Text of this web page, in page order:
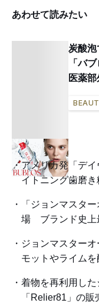
あわせて読みたい
炭酸泡
「バ
医薬
アメリカ発「デ
イトニング歯磨き
「ジョンマスタ
場 ブランド史上
ジョンマスター
モットやライム
着物を再利用し
「Relier81」の販